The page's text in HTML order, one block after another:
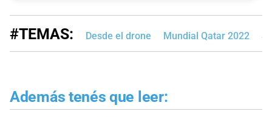
#TEMAS: Desde el drone Mundial Qatar 2022
Además tenés que leer: